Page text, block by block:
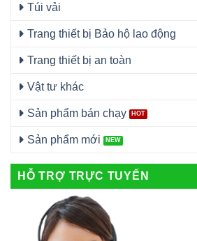
Túi vải
Trang thiết bị Bảo hộ lao động
Trang thiết bị an toàn
Vật tư khác
Sản phẩm bán chạy
Sản phẩm mới
HỖ TRỢ TRỰC TUYẾN